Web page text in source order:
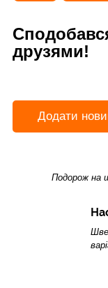
друзями!
Додати
Подорож на